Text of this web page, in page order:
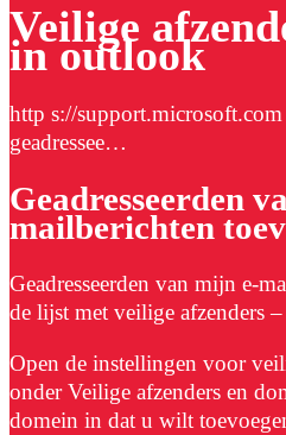
Veilige
in outlook
http s://support.microsoft.com
geadressee…
Geadresseerden
mailberichten
Geadresseerden van mijn e-
de lijst met veilige afzenders
Open de instellingen voor
onder Veilige afzenders en
domein in dat u wilt